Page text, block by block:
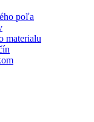
poľa
materialu